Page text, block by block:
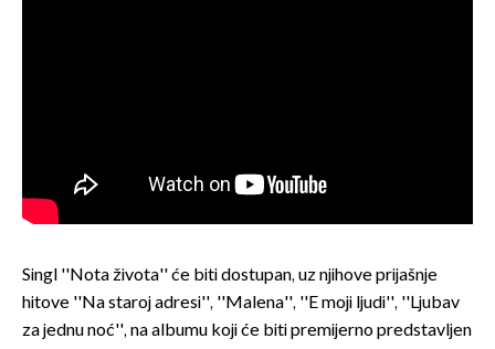
Singl ''Nota života'' će biti dostupan, uz njihove prijašnje
hitove ''Na staroj adresi'', ''Malena'', ''E moji ljudi'', ''Ljubav
za jednu noć'', na albumu koji će biti premijerno predstavljen